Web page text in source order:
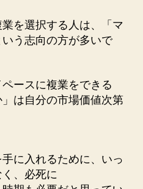
を選択する人は、「マ
う志向の方が多いで
ースに複業をできる
は自分の市場価値次第
に入れるために、いっ
、必死に